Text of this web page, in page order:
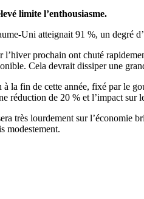
limite l’enthousiasme.
Uni atteignait 91 %, un degré
prochain ont chuté
Cela devrait dissiper une
la fin de cette année, fixé par le
réduction de 20 % et l’impact sur
très lourdement sur l’économie
modestement.